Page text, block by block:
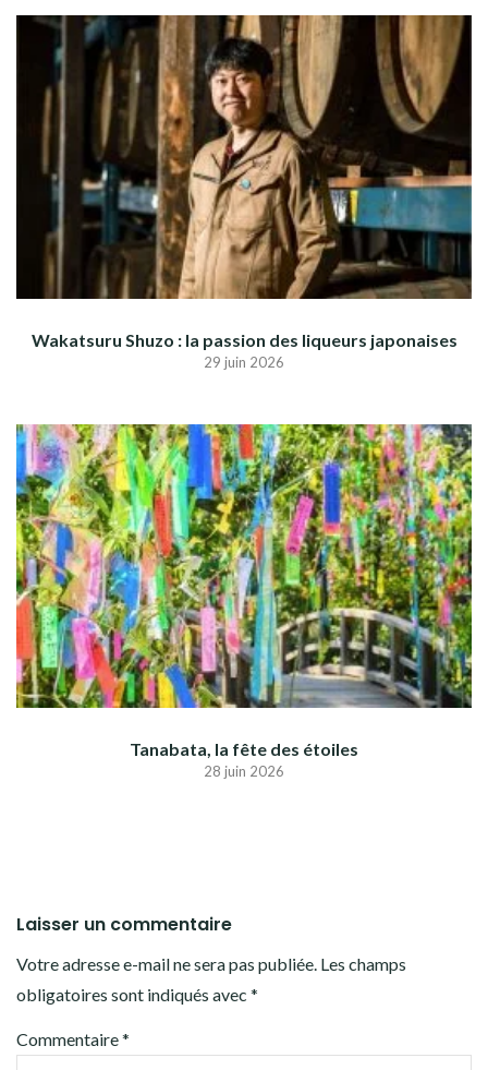
Wakatsuru Shuzo : la passion des liqueurs japonaises
29 juin 2026
Tanabata, la fête des étoiles
28 juin 2026
Laisser un commentaire
Votre adresse e-mail ne sera pas publiée. Les champs
obligatoires sont indiqués avec *
Commentaire*